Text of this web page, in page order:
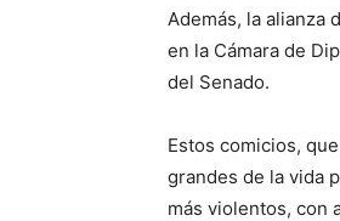
Además, la alianza
en la Cámara de
del Senado.
Estos comicios,
grandes de la vida
más violentos, con